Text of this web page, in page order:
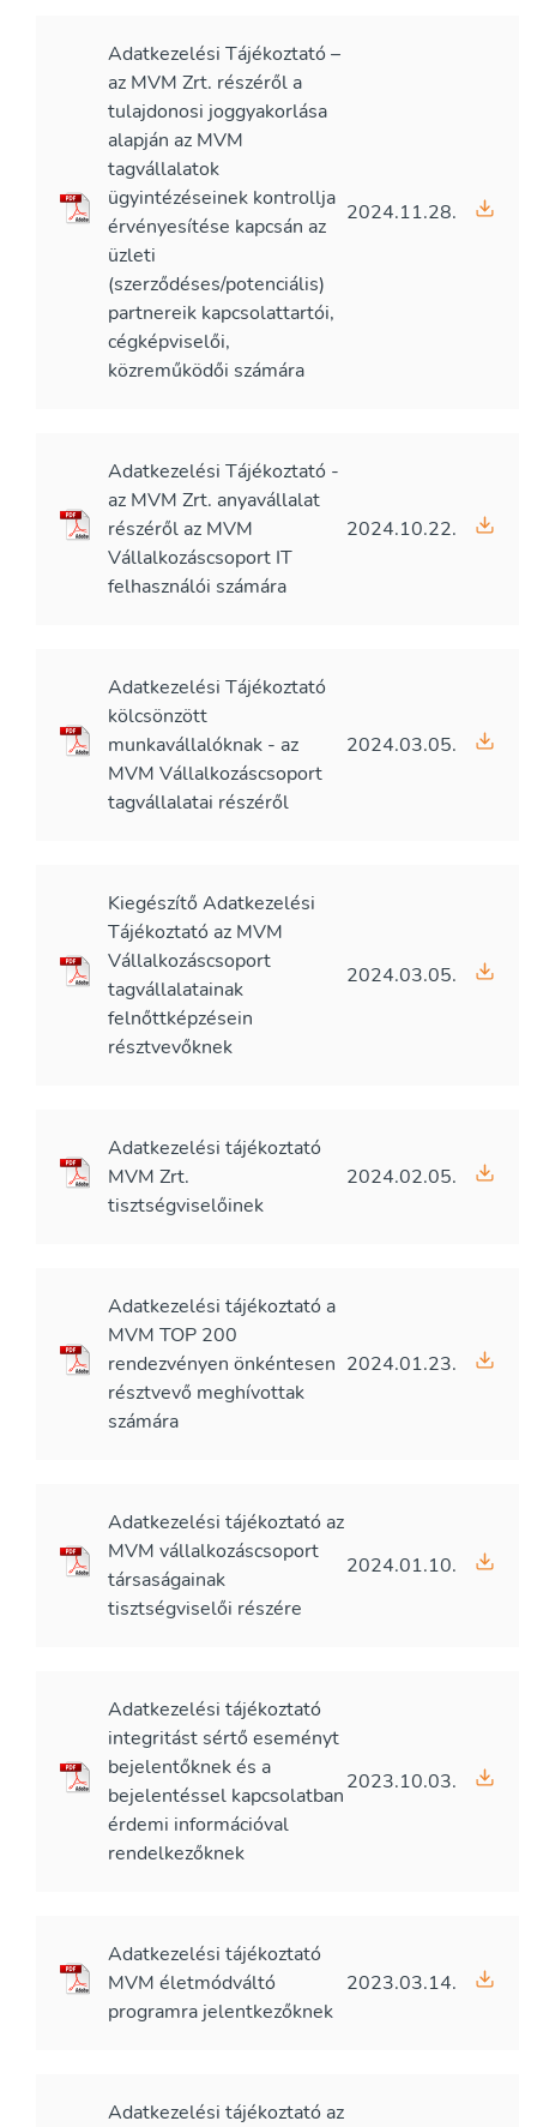
Adatkezelési Tájékoztató –
az MVM Zrt. részéről a
tulajdonosi joggyakorlása
alapján az MVM
tagvállalatok
ügyintézéseinek kontrollja
érvényesítése kapcsán az
üzleti
(szerződéses/potenciális)
partnereik kapcsolattartói,
cégképviselői,
közreműködői számára
2024.11.28.
Adatkezelési Tájékoztató -
az MVM Zrt. anyavállalat
részéről az MVM
Vállalkozáscsoport IT
felhasználói számára
2024.10.22.
Adatkezelési Tájékoztató
kölcsönzött
munkavállalóknak - az
MVM Vállalkozáscsoport
tagvállalatai részéről
2024.03.05.
Kiegészítő Adatkezelési
Tájékoztató az MVM
Vállalkozáscsoport
tagvállalatainak
felnőttképzésein
résztvevőknek
2024.03.05.
Adatkezelési tájékoztató
MVM Zrt.
tisztségviselőinek
2024.02.05.
Adatkezelési tájékoztató a
MVM TOP 200
rendezvényen önkéntesen
résztvevő meghívottak
számára
2024.01.23.
Adatkezelési tájékoztató az
MVM vállalkozáscsoport
társaságainak
tisztségviselői részére
2024.01.10.
Adatkezelési tájékoztató
integritást sértő eseményt
bejelentőknek és a
bejelentéssel kapcsolatban
érdemi információval
rendelkezőknek
2023.10.03.
Adatkezelési tájékoztató
MVM életmódváltó
programra jelentkezőknek
2023.03.14.
Adatkezelési tájékoztató az